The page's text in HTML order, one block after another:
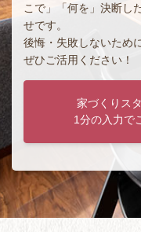
こで」「何を」決断し
せです。
後悔・失敗しないため
ぜひご活用ください！
家づくりス
1分の入力で